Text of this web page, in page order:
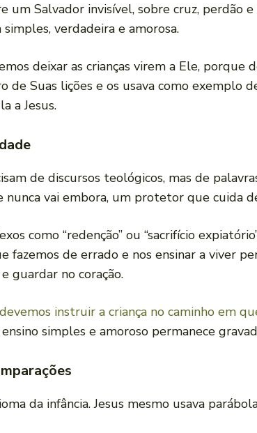
um Salvador invisível, sobre cruz,
verdadeira e amorosa.
deixar as crianças virem a Ele, porque
de Suas lições e os usava como
a Jesus.
de discursos teológicos, mas de
vai embora, um protetor que cuida
como “redenção” ou “sacrifício
fazemos de errado e nos ensinar a viver
guardar no coração.
instruir a criança no caminho em
simples e amoroso permanece
da infância. Jesus mesmo usava